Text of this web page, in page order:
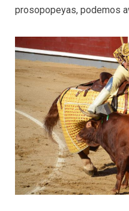
prosopopeyas, podemos